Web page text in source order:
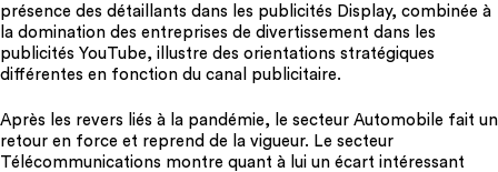
présence des détaillants dans les publicités Display, combinée à
la domination des entreprises de divertissement dans les
publicités YouTube, illustre des orientations stratégiques
différentes en fonction du canal publicitaire.
Après les revers liés à la pandémie, le secteur Automobile fait un
retour en force et reprend de la vigueur. Le secteur
Télécommunications montre quant à lui un écart intéressant